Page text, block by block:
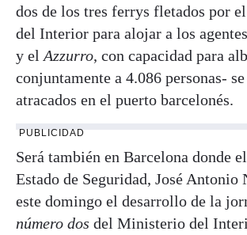
dos de los tres ferrys fletados por
del Interior para alojar a los
y el Azzurro, con capacidad para
conjuntamente a 4.086 personas-
atracados en el puerto barcelonés.
PUBLICIDAD
Será también en Barcelona donde
Estado de Seguridad, José Antonio
este domingo el desarrollo de la
número dos del Ministerio del